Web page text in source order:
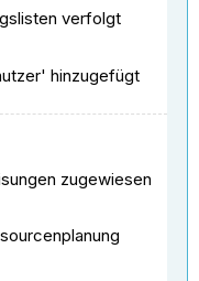
verfolgt
hinzugefügt
zugewiesen